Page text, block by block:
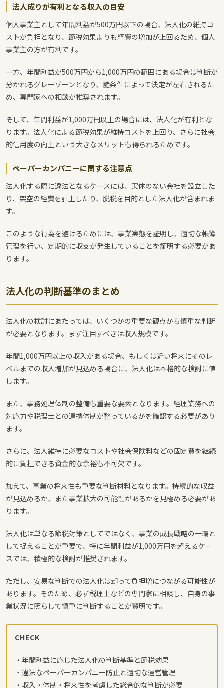
法人成りが有利となる収入の目安
個人事業主として年間利益が500万円以下の場合、法人化の維持コ
ストが負担となり、節税効果よりも経費の増加が上回るため、個人
事業主の方が有利です。
一方、年間利益が500万円から1,000万円の範囲にある場合は判断が
分かれるグレーゾーンとなり、諸条件によって決定が左右されるた
め、専門家への相談が推奨されます。
そして、年間利益が1,000万円以上の場合には、法人化が有利とな
ります。法人化による節税効果が維持コストを上回り、さらに社会
的信用度の向上という大きなメリットも得られるためです。
ペーパーカンパニーに関する注意点
法人化する際に違法となるケースには、実体のない会社を設立した
り、架空の経費を計上したり、脱税を目的とした法人化が含まれま
す。
このような行為を避けるためには、事業実態を証明し、適切な帳簿
管理を行い、定期的に収支が発生していることを証明する必要があ
ります。
法人化の判断基準のまとめ
法人化の検討にあたっては、いくつかの重要な観点から慎重な判断
が必要となります。まず注目すべきは収入規模です。
年間1,000万円以上の収入がある場合、もしくは近い将来にそのレ
ベルまでの収入増加が見込める場合に、法人化は本格的な検討に値
します。
また、事務処理体制の整備も重要な要素となります。経理業務への
対応力や税理士との連携体制が整っているかを確認する必要があり
ます。
さらに、法人維持に必要なコストや社会保険料などの固定費を継続
的に負担できる資金的な余裕も不可欠です。
加えて、事業の将来性も重要な判断材料となります。持続的な収益
が見込めるか、また事業拡大の可能性があるかを見極める必要があ
ります。
法人化は単なる節税対策としてではなく、事業の成長戦略の一環と
して捉えることが重要で、特に年間利益が1,000万円を超えるケー
スでは、積極的な検討が推奨されます。
ただし、安易な判断での法人化は却って負担増につながる可能性が
あります。そのため、必ず税理士などの専門家に相談し、自身の事
業状況に照らして慎重に判断することが賢明です。
CHECK
・年間利益に応じた法人化の判断基準と節税効果
・違法なペーパーカンパニー防止と適切な運営管理
・収入・体制・将来性を考慮した総合的な判断が必要